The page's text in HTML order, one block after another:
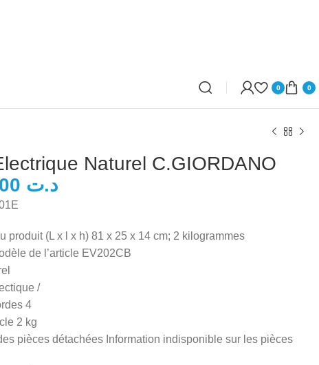
0 0
Naturel C.GIORDANO
د.ت
produit (L x l x h) ‎81 x 25 x 14 cm; 2 kilogrammes
de l’article ‎EV202CB
‎/
‎4
‎2 kg
pièces détachées ‎Information indisponible sur les pièces